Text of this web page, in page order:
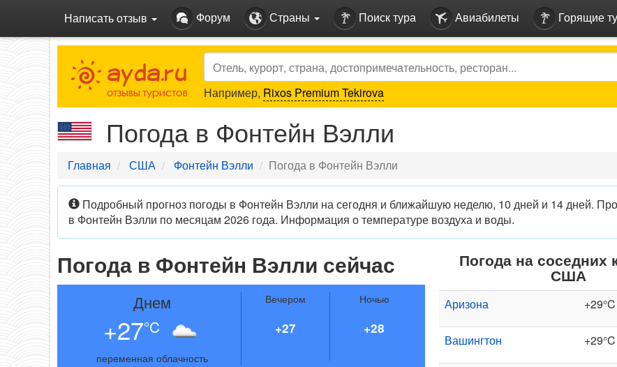
Написать отзыв Форум Страны Поиск тура Авиабилеты Горящие
Search
Например, Rixos Premium Tekirova
Погода в Фонтейн Вэлли
Главная США Фонтейн Вэлли Погода в Фонтейн Вэлли
Подробный прогноз погоды в Фонтейн Вэлли на сегодня и ближайшую неделю, 10 дней и 14 дней.
в Фонтейн Вэлли по месяцам 2026 года. Информация о температуре воздуха и воды.
Погода в Фонтейн Вэлли сейчас
Днем
+27°C
переменная облачность
Вечером
+27
Ночью
+28
Погода на соседних
США
Аризона +29°C
Вашингтон +29°C